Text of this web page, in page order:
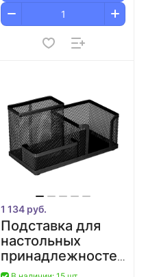
1 134 руб.
Подставка для
настольных
принадлежностей
металлическая